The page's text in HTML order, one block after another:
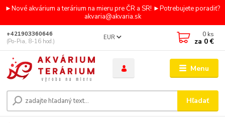
►Nové akvárium a terárium na mieru pre ČR a SR! ►Potrebujete poradiť?
akvaria@akvaria.sk
Menu
EUR
Hľadať
+421903360646
(Po-Pia, 8-16 hod.)
0 ks
za 0 €